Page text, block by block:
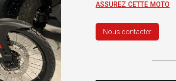
ASSUREZ CETTE MOTO
Nous contacter